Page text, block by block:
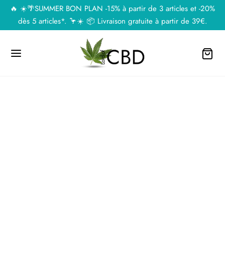
🔥 ☀️🌴SUMMER BON PLAN -15% à partir de 3 articles et -20%
dès 5 articles*. 🦩☀️ 📦 Livraison gratuite à partir de 39€.